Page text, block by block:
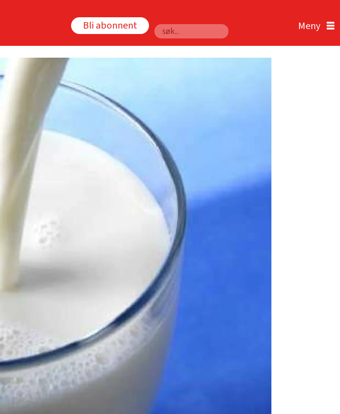
Bli abonnent
Søk